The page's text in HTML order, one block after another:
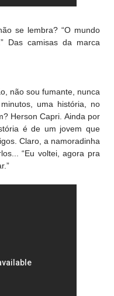
se lembra? “O mundo
Das camisas da marca
não sou fumante, nunca
uma história, no
Herson Capri. Ainda por
é de um jovem que
Claro, a namoradinha
“Eu voltei, agora pra